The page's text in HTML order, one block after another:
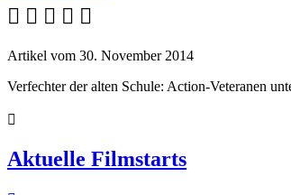
    
Artikel vom 30. November 2014
Verfechter der alten Schule: Action-Veteranen

Aktuelle Filmstarts